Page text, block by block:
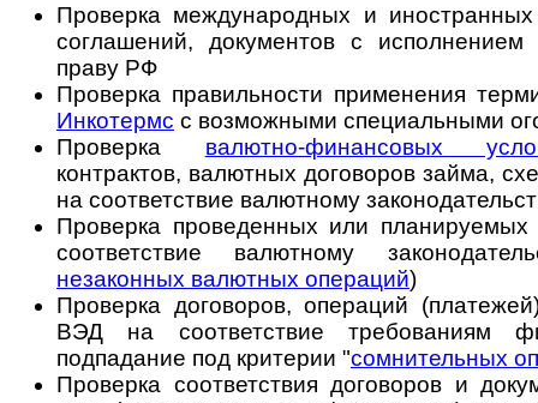
Проверка международных и иностранных
соглашений, документов с
праву РФ
Проверка правильности применения
Инкотермс с возможными специальными
Проверка валютно-финансовых
контрактов, валютных договоров займа,
на соответствие валютному
Проверка проведенных или
соответствие валютному
незаконных валютных операций)
Проверка договоров, операций
ВЭД на соответствие требованиям
подпадание под критерии "сомнительных
Проверка соответствия договоров и